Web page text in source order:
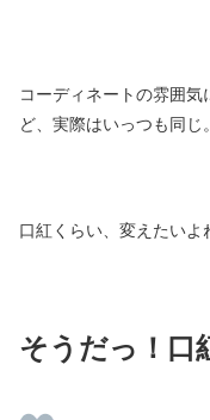
コーディネートの雰囲
ど、実際はいっつも同じ。
口紅くらい、変えたいよ
そうだっ！口